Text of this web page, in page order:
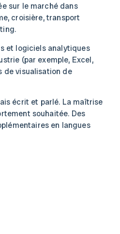
sur le marché dans
croisière, transport
et logiciels analytiques
(par exemple, Excel,
de visualisation de
écrit et parlé. La maîtrise
souhaitée. Des
en langues